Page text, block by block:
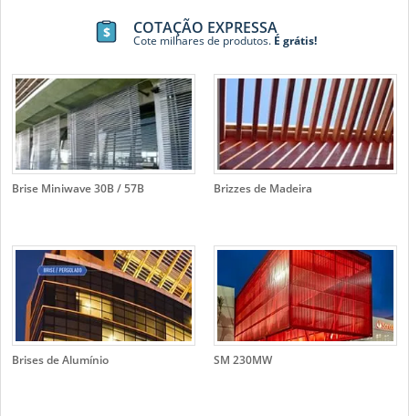
COTAÇÃO EXPRESSA
Cote milhares de produtos.É grátis!
Brise Miniwave 30B / 57B Brizzes de Madeira
Brises de Alumínio SM 230MW